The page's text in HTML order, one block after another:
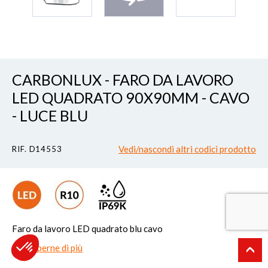
CARBONLUX - FARO DA LAVORO
LED QUADRATO 90X90MM - CAVO
- LUCE BLU
RIF. D14553 Vedi/nascondi altri codici prodotto
Faro da lavoro LED quadrato blu cavo
Per saperne di più